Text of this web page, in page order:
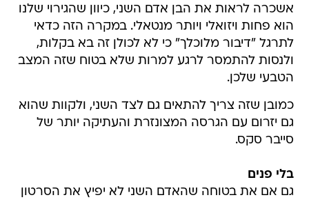
אשכרה לראות את הבן אדם השני, כיוון שהגירוי שלנו
הוא פחות ויזואלי ויותר מנטאלי. במקרה הזה כדאי
לתרגל "דיבור מלוכלך" כי לא לכולן זה בא בקלות,
ולנסות להתמסר לרגע למרות שלא בטוח שזה המצב
הטבעי שלכן.
כמובן שזה צריך להתאים גם לצד השני, ולקוות שהוא
גם יזרום עם הגרסה המצונזרת והעתיקה יותר של
סייבר סקס.
בלי פנים
גם אם את בטוחה שהאדם השני לא יפיץ את הסרטון